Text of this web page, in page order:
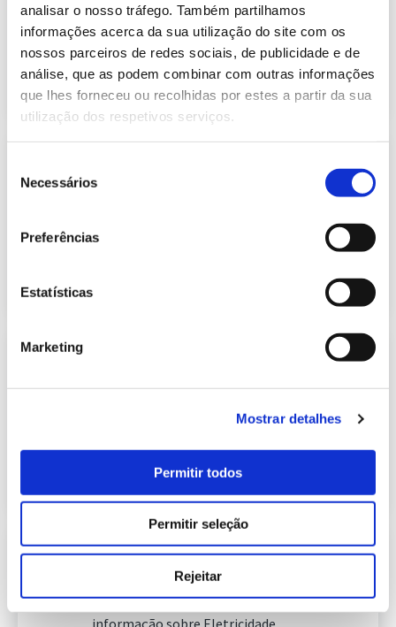
analisar o nosso tráfego. Também partilhamos
informações acerca da sua utilização do site com os
nossos parceiros de redes sociais, de publicidade e de
análise, que as podem combinar com outras informações
que lhes forneceu ou recolhidas por estes a partir da sua
utilização dos respetivos serviços.
Necessários
Preferências
Estatísticas
Marketing
Mostrar detalhes
Permitir todos
Permitir seleção
Rejeitar
Publicação com periodicidade semanal, com
informação sobre Eletricidade
2023-11-27 Eletricidade
259.90 Kb 2024
2025
informação sobre Eletricidade
Eletricidade
Informação Semanal do Sistema
Publicação com periodicidade semanal, com
informação sobre Eletricidade